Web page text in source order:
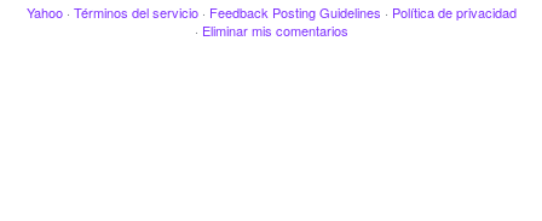
Yahoo · Términos del servicio · Feedback Posting Guidelines · Política de privacidad
· Eliminar mis comentarios